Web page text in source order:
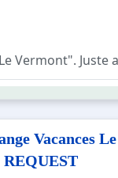
Vermont".
Vacances